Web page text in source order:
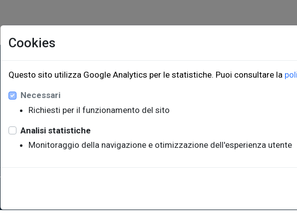
EUT Edizioni Università di
Cookies
Questo sito utilizza Google Analytics per le statistiche. Puoi consultare la
Necessari
Richiesti per il funzionamento del sito
Analisi statistiche
Monitoraggio della navigazione e otimizzazione dell'esperienza utente